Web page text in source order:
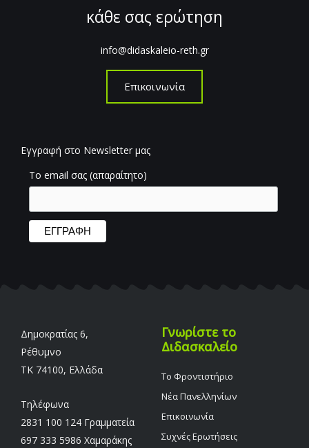
κάθε σας ερώτηση
info@didaskaleio-reth.gr
Επικοινωνία
Εγγραφή στο Newsletter μας
Το email σας (απαραίτητο)
Δημοκρατίας 6,
Ρέθυμνο
TK 74100, Ελλάδα
Τηλέφωνα
2831 100 124 Γραμματεία
697 333 5986 Χαμαράκης
Γνωρίστε το
Διδασκαλείο
Το Φροντιστήριο
Νέα Πανελληνίων
Επικοινωνία
Συχνές Ερωτήσεις